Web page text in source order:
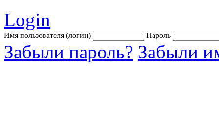
Login
Имя пользователя (логин) Пароль
Забыли пароль? Забыли